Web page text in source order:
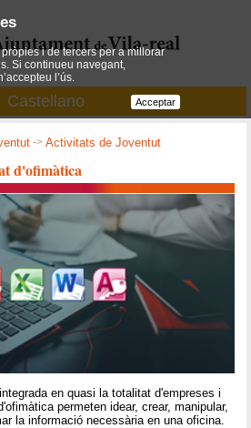
Castellano
->Activitats de Joventut
d'ofimàtica
en quasi la totalitat d'empreses i
permeten idear, crear, manipular,
la informació necessària en una oficina.
i de tercers per a millorar
Si continueu navegant,
l’ús.
Acceptar